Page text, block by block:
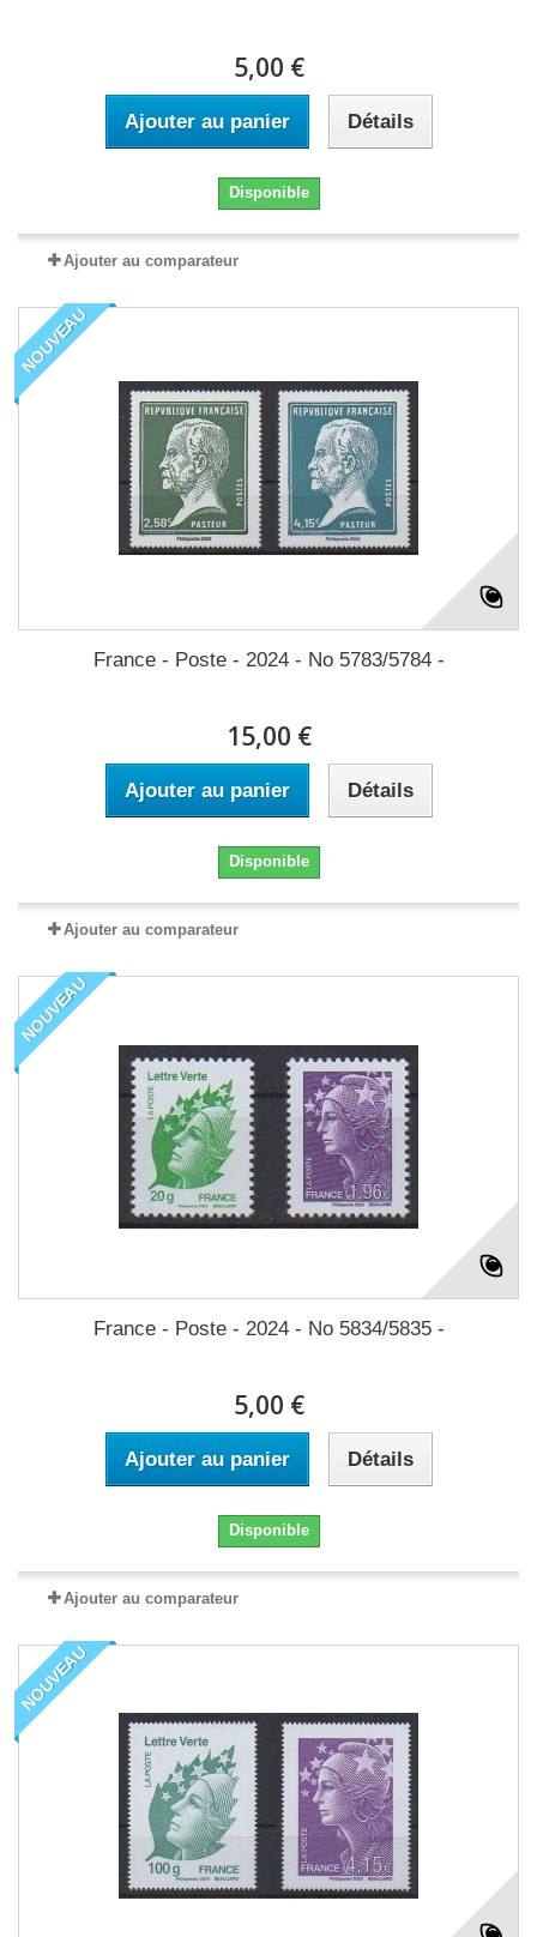
5,00 €
Ajouter au panier Détails
Disponible
Ajouter au comparateur
NOUVEAU
France - Poste - 2024 - No 5783/5784 -
15,00 €
Ajouter au panier Détails
Disponible
Ajouter au comparateur
NOUVEAU
France - Poste - 2024 - No 5834/5835 -
5,00 €
Ajouter au panier Détails
Disponible
Ajouter au comparateur
NOUVEAU